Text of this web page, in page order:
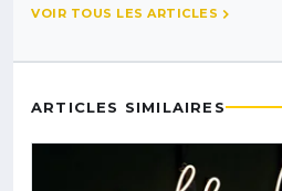
VOIR TOUS LES ARTICLES
ARTICLES SIMILAIRES